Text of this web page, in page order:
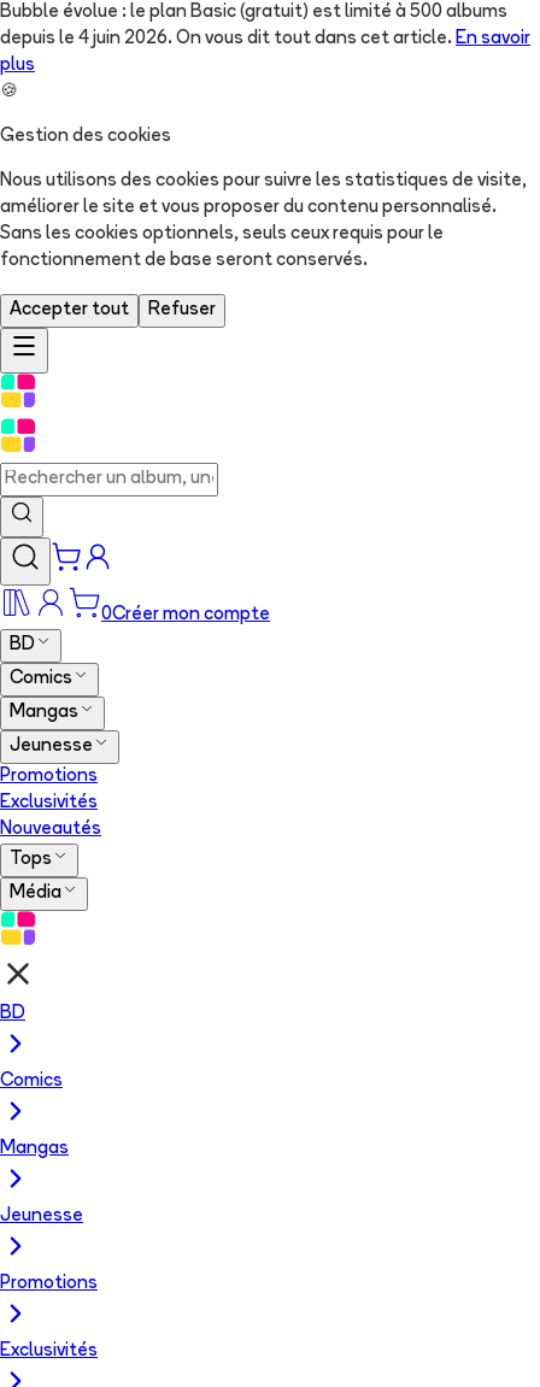
Bubble évolue : le plan Basic (gratuit) est limité à 500 albums
depuis le 4 juin 2026. On vous dit tout dans cet article. En savoir
plus
🍪
Gestion des cookies
Nous utilisons des cookies pour suivre les statistiques de visite,
améliorer le site et vous proposer du contenu personnalisé.
Sans les cookies optionnels, seuls ceux requis pour le
fonctionnement de base seront conservés.
Accepter tout Refuser
0Créer mon compte
BD
Comics
Mangas
Jeunesse
Promotions
Exclusivités
Nouveautés
Tops
Média
BD
Comics
Mangas
Jeunesse
Promotions
Exclusivités